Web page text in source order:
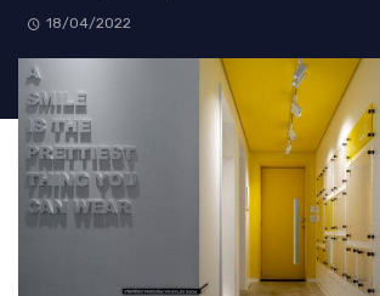
18/04/2022